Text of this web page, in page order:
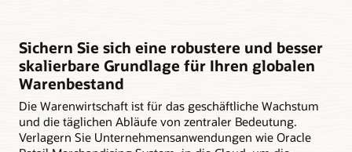
Sichern Sie sich eine robustere und besser
skalierbare Grundlage für Ihren globalen
Warenbestand
Die Warenwirtschaft ist für das geschäftliche Wachstum
und die täglichen Abläufe von zentraler Bedeutung.
Verlagern Sie Unternehmensanwendungen wie Oracle